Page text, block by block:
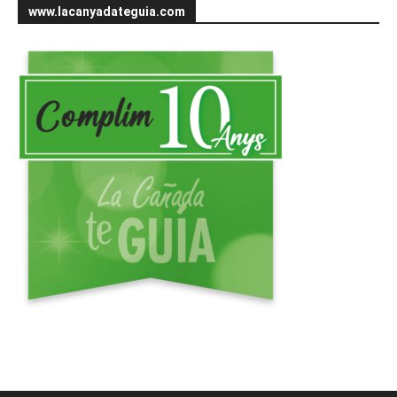
www.lacanyadateguia.com